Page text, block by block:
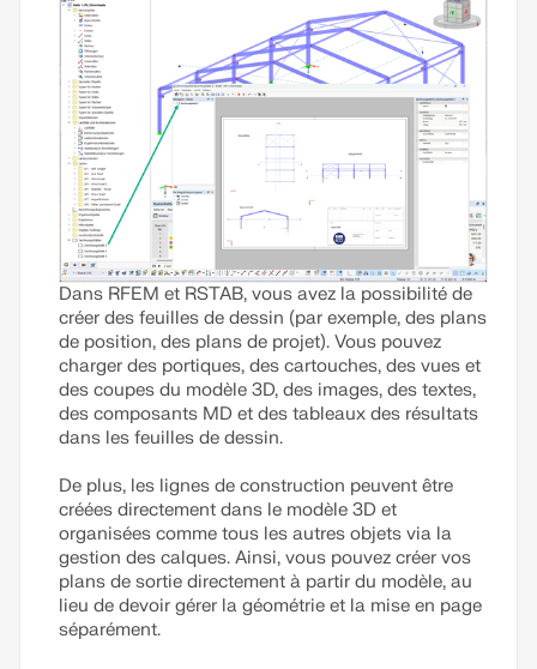
Dans RFEM et RSTAB, vous avez la possibilité de
créer des feuilles de dessin (par exemple, des plans
de position, des plans de projet). Vous pouvez
charger des portiques, des cartouches, des vues et
des coupes du modèle 3D, des images, des textes,
des composants MD et des tableaux des résultats
dans les feuilles de dessin.
De plus, les lignes de construction peuvent être
créées directement dans le modèle 3D et
organisées comme tous les autres objets via la
gestion des calques. Ainsi, vous pouvez créer vos
plans de sortie directement à partir du modèle, au
lieu de devoir gérer la géométrie et la mise en page
séparément.